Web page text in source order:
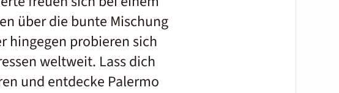
über die bunte Mischung
hingegen probieren sich
weltweit. Lass dich
und entdecke Palermo